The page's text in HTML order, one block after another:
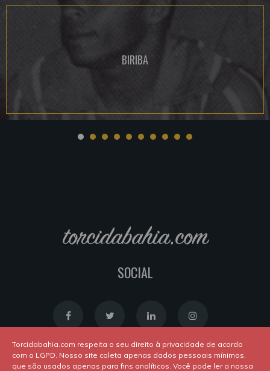
BIRIBA
torcidabahia.com
SOCIAL
Torcidabahia.com respeita o seu direito à privacidade de acordo
com o LGPD. Nosso site coleta apenas dados pessoais mínimos,
que são usados apenas para fins analíticos. Você pode ler a nossa